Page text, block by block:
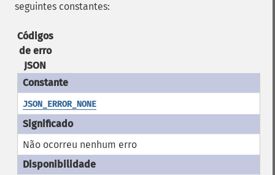
seguintes constantes:
Códigos
de erro
JSON
JSON_ERROR_NONE
Não ocorreu nenhum erro